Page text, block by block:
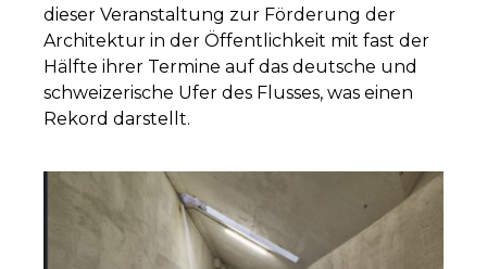
dieser Veranstaltung zur Förderung der
Architektur in der Öffentlichkeit mit fast der
Hälfte ihrer Termine auf das deutsche und
schweizerische Ufer des Flusses, was einen
Rekord darstellt.